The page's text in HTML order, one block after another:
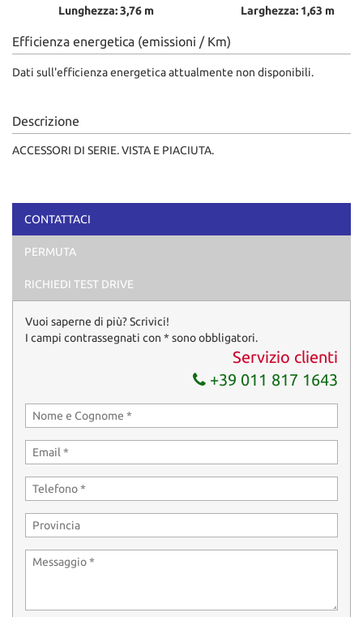
Lunghezza: 3,76 m Larghezza: 1,63 m
Efficienza energetica (emissioni / Km)
Dati sull'efficienza energetica attualmente non disponibili.
Descrizione
ACCESSORI DI SERIE. VISTA E PIACIUTA.
CONTATTACI
PERMUTA
RICHIEDI TEST DRIVE
Vuoi saperne di più? Scrivici!
I campi contrassegnati con * sono obbligatori.
Servizio clienti
+39 011 817 1643